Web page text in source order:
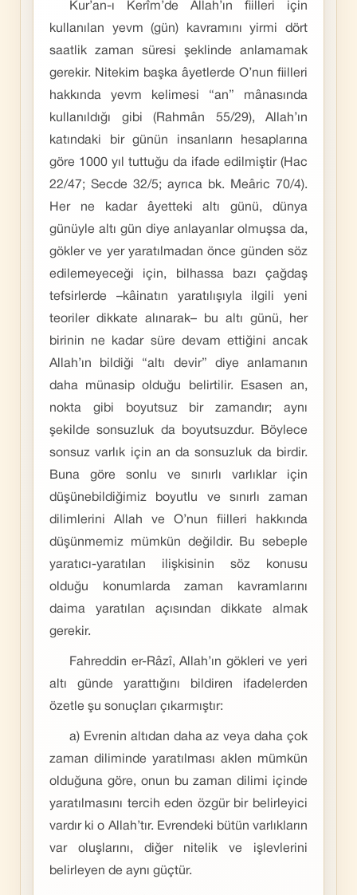
Kur’an-ı Kerîm’de Allah’ın fiilleri için
kullanılan yevm (gün) kavramını yirmi dört
saatlik zaman süresi şeklinde anlamamak
gerekir. Nitekim başka âyetlerde O’nun fiilleri
hakkında yevm kelimesi “an” mânasında
kullanıldığı gibi (Rahmân 55/29), Allah’ın
katındaki bir günün insanların hesaplarına
göre 1000 yıl tuttuğu da ifade edilmiştir (Hac
22/47; Secde 32/5; ayrıca bk. Meâric 70/4).
Her ne kadar âyetteki altı günü, dünya
günüyle altı gün diye anlayanlar olmuşsa da,
gökler ve yer yaratılmadan önce günden söz
edilemeyeceği için, bilhassa bazı çağdaş
tefsirlerde –kâinatın yaratılışıyla ilgili yeni
teoriler dikkate alınarak– bu altı günü, her
birinin ne kadar süre devam ettiğini ancak
Allah’ın bildiği “altı devir” diye anlamanın
daha münasip olduğu belirtilir. Esasen an,
nokta gibi boyutsuz bir zamandır; aynı
şekilde sonsuzluk da boyutsuzdur. Böylece
sonsuz varlık için an da sonsuzluk da birdir.
Buna göre sonlu ve sınırlı varlıklar için
düşünebildiğimiz boyutlu ve sınırlı zaman
dilimlerini Allah ve O’nun fiilleri hakkında
düşünmemiz mümkün değildir. Bu sebeple
yaratıcı-yaratılan ilişkisinin söz konusu
olduğu konumlarda zaman kavramlarını
daima yaratılan açısından dikkate almak
gerekir.
Fahreddin er-Râzî, Allah’ın gökleri ve yeri
altı günde yarattığını bildiren ifadelerden
özetle şu sonuçları çıkarmıştır:
a) Evrenin altıdan daha az veya daha çok
zaman diliminde yaratılması aklen mümkün
olduğuna göre, onun bu zaman dilimi içinde
yaratılmasını tercih eden özgür bir belirleyici
vardır ki o Allah’tır. Evrendeki bütün varlıkların
var oluşlarını, diğer nitelik ve işlevlerini
belirleyen de aynı güçtür.